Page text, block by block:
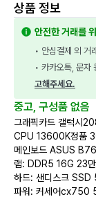
상품 정보
안전한 거래를
• 안심결제 외 거
• 카카오톡, 문자
고해주세요.
중고, 구성품 없음
그래픽카드 갤럭시
CPU 13600K정품
메인보드 ASUS
램: DDR5 16G 23
하드: 샌디스크
파워: 커세어cx750